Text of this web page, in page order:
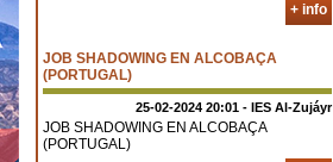
+ info
JOB SHADOWING EN ALCOBAÇA
(PORTUGAL)
25-02-2024 20:01 - IES Al-Zujáyr
JOB SHADOWING EN ALCOBAÇA
(PORTUGAL)